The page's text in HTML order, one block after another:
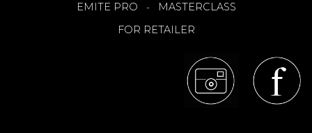
EMITE PRO -
MASTERCLASS
FOR RETAILER